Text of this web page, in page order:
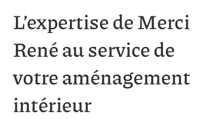
L’expertise de Merci
René au service de
votre aménagement
intérieur